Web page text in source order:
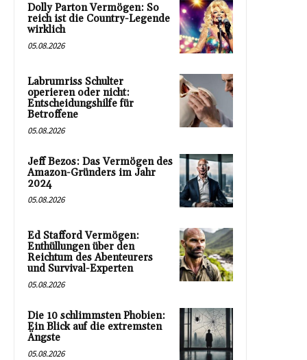
Dolly Parton Vermögen: So
reich ist die Country-Legende
wirklich
05.08.2026
Labrumriss Schulter
operieren oder nicht:
Entscheidungshilfe für
Betroffene
05.08.2026
Jeff Bezos: Das Vermögen des
Amazon-Gründers im Jahr
2024
05.08.2026
Ed Stafford Vermögen:
Enthüllungen über den
Reichtum des Abenteurers
und Survival-Experten
05.08.2026
Die 10 schlimmsten Phobien:
Ein Blick auf die extremsten
Ängste
05.08.2026